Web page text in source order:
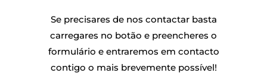
Se precisares de nos contactar basta
carregares no botão e preencheres o
formulário e entraremos em contacto
contigo o mais brevemente possível!